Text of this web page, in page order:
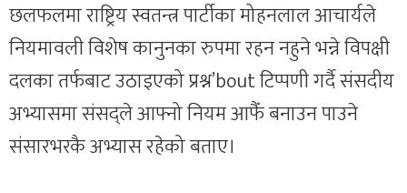
छलफलमा राष्ट्रिय स्वतन्त्र पार्टीका मोहनलाल आचार्यले
नियमावली विशेष कानुनका रुपमा रहन नहुने भन्ने विपक्षी
दलका तर्फबाट उठाइएको प्रश्न’bout टिप्पणी गर्दै संसदीय
अभ्यासमा संसद्ले आफ्नो नियम आफैँ बनाउन पाउने
संसारभरकै अभ्यास रहेको बताए।